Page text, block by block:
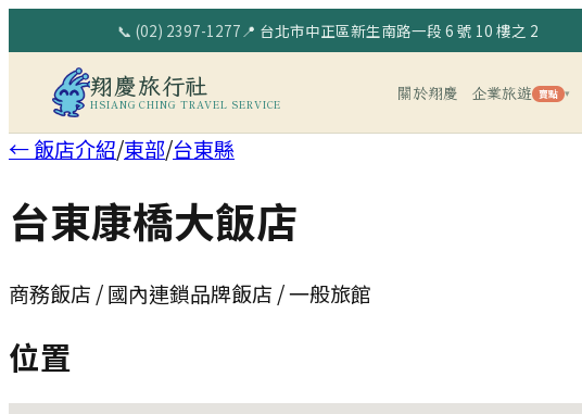
📞 (02) 2397-1277📍 台北市中正區新生南路一段 6 號 10 樓之 2
翔慶旅行社
HSIANG CHING TRAVEL SERVICE
關於翔慶 企業旅遊 賣點 ▾
← 飯店介紹/東部/台東縣
台東康橋大飯店
商務飯店 / 國內連鎖品牌飯店 / 一般旅館
位置